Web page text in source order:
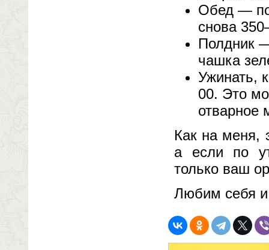
Обед —
снова
Полдник
чашка
Ужинать,
00. Это
отварное
Как на меня,
а если по
только ваш
Любим себя